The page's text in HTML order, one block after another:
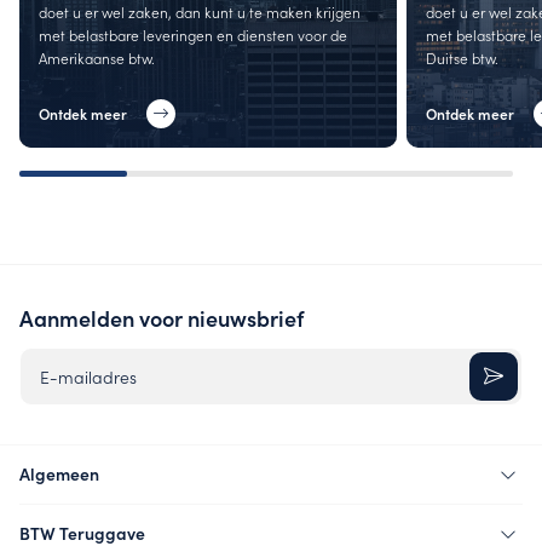
doet u er wel zaken, dan kunt u te maken krijgen
met belastbare leveringen en diensten voor de
Amerikaanse btw.
Ontdek meer
doet u er wel
met belastbare
Duitse btw.
Ontdek meer
Algemeen
BTW Teruggave
Aanmelden voor nieuwsbrief
E-mailadres